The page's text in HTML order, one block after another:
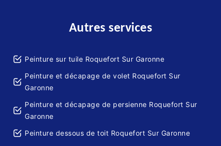
Autres services
Peinture sur tuile Roquefort Sur Garonne
Peinture et décapage de volet Roquefort Sur
Garonne
Peinture et décapage de persienne Roquefort Sur
Garonne
Peinture dessous de toit Roquefort Sur Garonne